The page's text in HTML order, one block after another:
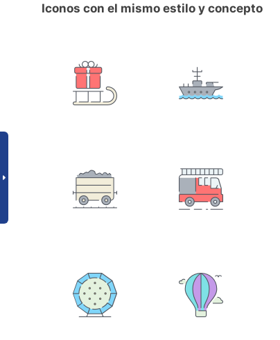
Iconos con el mismo estilo y concepto